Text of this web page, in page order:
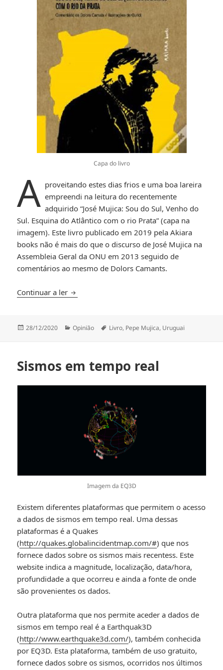
Capa do livro
A proveitando estes dias frios e uma boa lareira
empreendi na leitura do recentemente
adquirido “José Mujica: Sou do Sul, Venho do
Sul. Esquina do Atlântico com o rio Prata” (capa na
imagem). Este livro publicado em 2019 pela Akiara
books não é mais do que o discurso de José Mujica na
Assembleia Geral da ONU em 2013 seguido de
comentários ao mesmo de Dolors Camants.
Continuar a ler Pepe Mujica – Leituras de final de ano
Publicado
28/12/2020 Categorias
Opinião Etiquetas
Livro, Pepe Mujica, Uruguai
Sismos em tempo real
Imagem da EQ3D
Existem diferentes plataformas que permitem o acesso
a dados de sismos em tempo real. Uma dessas
plataformas é a Quakes
(http://quakes.globalincidentmap.com/#) que nos
fornece dados sobre os sismos mais recentess. Este
website indica a magnitude, localização, data/hora,
profundidade a que ocorreu e ainda a fonte de onde
são provenientes os dados.
Outra plataforma que nos permite aceder a dados de
sismos em tempo real é a Earthquak3D
(http://www.earthquake3d.com/), também conhecida
por EQ3D. Esta plataforma, também de uso gratuito,
fornece dados sobre os sismos, ocorridos nos últimos